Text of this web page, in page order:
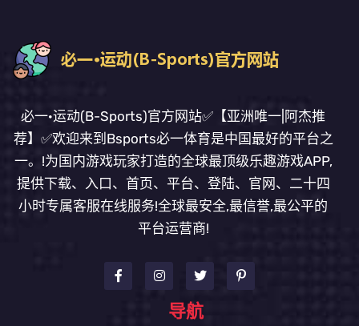
必一·运动(B-Sports)官方网站✅【亚洲唯一|阿杰推
荐】✅欢迎来到Bsports必一体育是中国最好的平台之
一。!为国内游戏玩家打造的全球最顶级乐趣游戏APP,
提供下载、入口、首页、平台、登陆、官网、二十四
小时专属客服在线服务!全球最安全,最信誉,最公平的
平台运营商!
导航